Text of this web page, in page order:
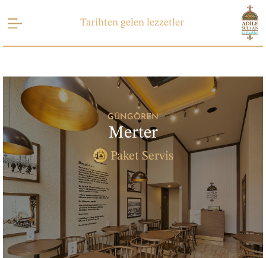
Tarihten gelen lezzetler
GÜNGÖREN
Merter
Paket Servis